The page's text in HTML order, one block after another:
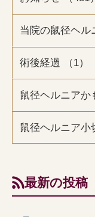
当院の鼠径ヘル
術後経過 （1）
鼠径ヘルニアか
鼠径ヘルニア小
最新の投稿